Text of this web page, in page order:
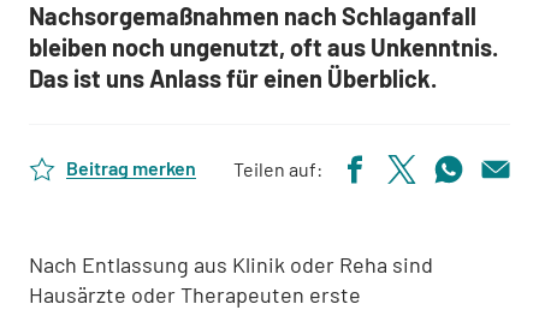
Nachsorgemaßnahmen nach Schlaganfall
bleiben noch ungenutzt, oft aus Unkenntnis.
Das ist uns Anlass für einen Überblick.
Beitrag merken Teilen auf:
Nach Entlassung aus Klinik oder Reha sind
Hausärzte oder Therapeuten erste